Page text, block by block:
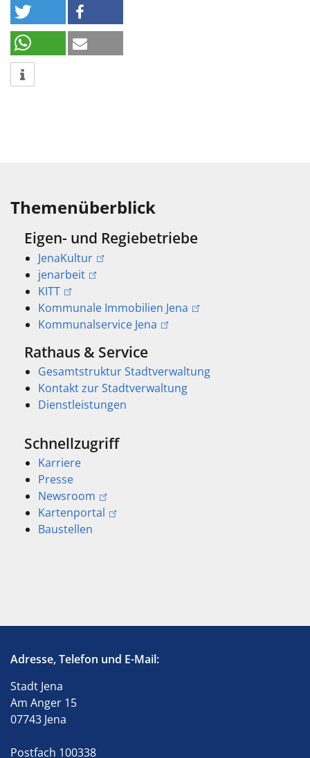
Themenüberblick
Eigen- und Regiebetriebe
JenaKultur
jenarbeit
KITT
Kommunale Immobilien Jena
Kommunalservice Jena
Rathaus & Service
Gesamtstruktur Stadtverwaltung
Kontakt zur Stadtverwaltung
Dienstleistungen
Schnellzugriff
Karriere
Presse
Newsroom
Kartenportal
Baustellen
Adresse, Telefon und E-Mail:
Stadt Jena
Am Anger 15
07743 Jena
Postfach 100338